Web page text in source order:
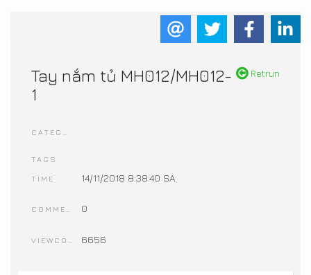
Retrun
Tay nắm tủ MH012/MH012-
1
TAGS
TIME 14/11/2018 8:38:40 SA
0
6656